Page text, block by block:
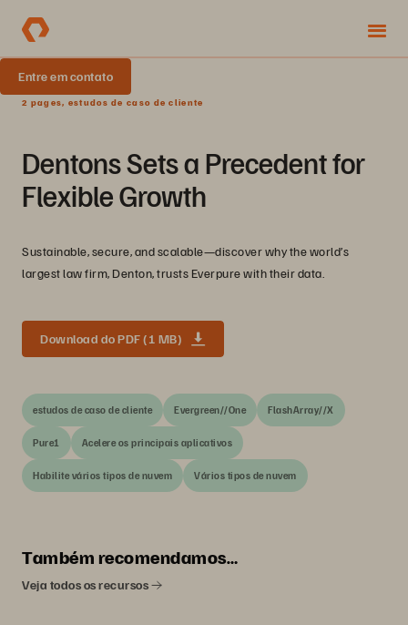
Entre em contato
2 pages, estudos de caso de cliente
Dentons Sets a Precedent for
Flexible Growth
Sustainable, secure, and scalable—discover why the world’s
largest law firm, Denton, trusts Everpure with their data.
Download do PDF (1 MB)
estudos de caso de cliente Evergreen//One FlashArray//X
Pure1 Acelere os principais aplicativos
Habilite vários tipos de nuvem Vários tipos de nuvem
Também recomendamos…
Veja todos os recursos